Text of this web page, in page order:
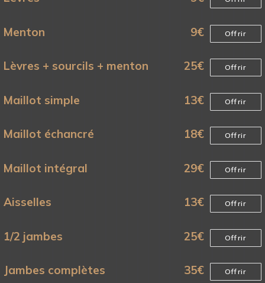
Menton 9€ Offrir
Lèvres + sourcils + menton 25€ Offrir
Maillot simple 13€ Offrir
Maillot échancré 18€ Offrir
Maillot intégral 29€ Offrir
Aisselles 13€ Offrir
1/2 jambes 25€ Offrir
Jambes complètes 35€ Offrir